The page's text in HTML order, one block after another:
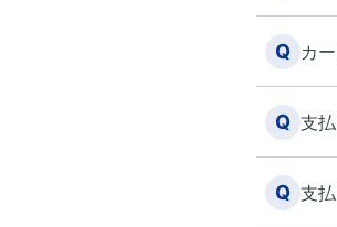
Q カ
Q 支
Q 支